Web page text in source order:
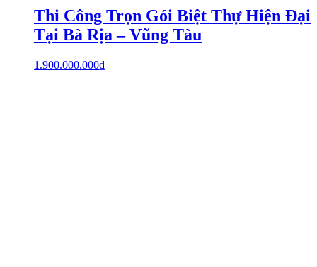
Thi Công Trọn Gói Biệt Thự Hiện Đại
Tại Bà Rịa – Vũng Tàu
1.900.000.000₫